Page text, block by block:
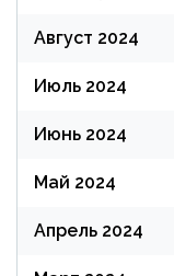
Август 2024
Июль 2024
Июнь 2024
Май 2024
Апрель 2024